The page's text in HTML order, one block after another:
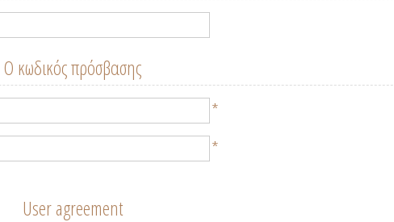
Ο κωδικός πρόσβασης
*
*
User agreement